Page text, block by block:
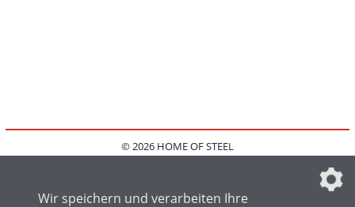
© 2026 HOME OF STEEL
IMPRESSUM
FAQ
DATENSCHUTZEINSTELLUNGEN
Wir speichern und verarbeiten Ihre